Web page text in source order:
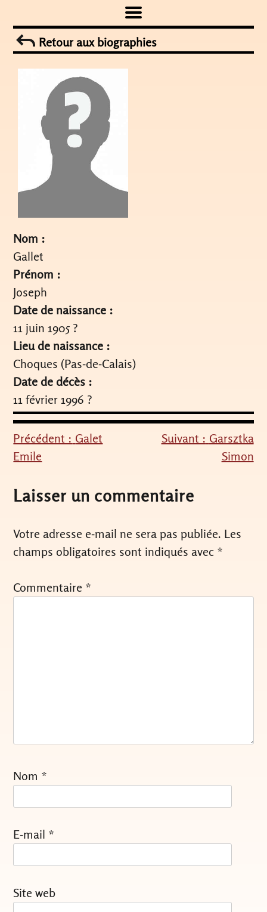
to
contentRetour aux biographies
Nom :
Gallet
Prénom :
Joseph
Date de naissance :
11 juin 1905 ?
Lieu de naissance :
Choques (Pas-de-Calais)
Date de décès :
11 février 1996 ?
Navigation
de
l’article
Précédent : Galet
Emile
Suivant : Garsztka
Simon
Laisser un commentaire
Votre adresse e-mail ne sera pas publiée. Les
champs obligatoires sont indiqués avec *
Commentaire *
Nom *
E-mail *
Site web